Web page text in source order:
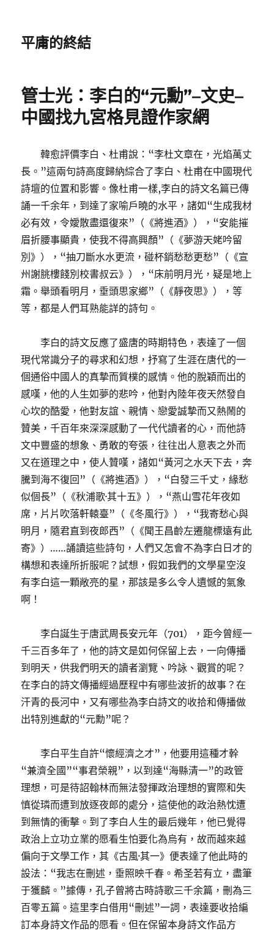
平庸的終結
管士光：李白的“元勳”–文史–
中國找九宮格見證作家網
韓愈評價李白、杜甫說：“李杜文章在，光焰萬丈
長。”這兩句詩高度歸納綜合了李白、杜甫在中國現代
詩壇的位置和影響。像杜甫一樣,李白的詩文名篇已傳
誦一千余年，到達了家喻戶曉的水平，諸如“生成我材
必有效，令嬡散盡還復來”（《將進酒》），“安能摧
眉折腰事顯貴，使我不得高興顏”（《夢游天姥吟留
別》），“抽刀斷水水更流，碰杯銷愁愁更愁”（《宣
州謝朓樓餞別校書叔云》），“床前明月光，疑是地上
霜。舉頭看明月，垂頭思家鄉”（《靜夜思》），等
等，都是人們耳熟能詳的詩句。
李白的詩文反應了盛唐的時期特色，表達了一個
現代常識分子的尋求和幻想，抒寫了生涯在唐代的一
個通俗中國人的真摯而質樸的感情。他的脫穎而出的
感嘆，他的人生如夢的悲吟，他對內陸年夜天然發自
心坎的酷愛，他對友誼、親情、戀愛誠摯而又熱鬧的
贊美，千百年來深深感動了一代代讀者的心，而他詩
文中豐盛的想象、勇敢的夸張，往往出人意表之外而
又在道理之中，使人贊嘆，諸如“黃河之水天下去，奔
騰到海不復回”（《將進酒》），“白發三千丈，緣愁
似個長”（《秋浦歌·其十五》），“燕山雪花年夜如
席，片片吹落軒轅臺”（《冬風行》），“我寄愁心與
明月，隨君直到夜郎西”（《聞王昌齡左遷龍標遠有此
寄》）……誦讀這些詩句，人們又怎會不為李白日才的
構想和表達所折服呢？試想，假如我們的文學星空沒
有李白這一顆敞亮的星，那該是多么令人遺憾的氣象
啊！
李白誕生于唐武周長安元年（701），距今曾經一
千三百多年了，他的詩文是如何保留上去，一向傳播
到明天，供我們明天的讀者瀏覽、吟詠、觀賞的呢？
在李白的詩文傳播經過歷程中有哪些波折的故事？在
汗青的長河中，又有哪些為李白詩文的收拾和傳播做
出特別進獻的“元勳”呢？
李白平生自許“懷經濟之才”，他要用這種才幹
“兼濟全國”“事君榮親”，以到達“海縣清一”的政管
理想，可是待詔翰林而無法發揮政治理想的實際和失
慎從璘而遭到放逐夜郎的處分，這使他的政治熱忱遭
到無情的衝擊。到了李白人生的最后幾年，他已覺得
政治上立功立業的愿看生怕要化為烏有，故而越來越
偏向于文學工作，其《古風·其一》便表達了他此時的
設法：“我志在刪述，垂照映千春。希圣若有立，盡筆
于獲麟。”據傳，孔子曾將古時詩歌三千余篇，刪為三
百零五篇。這里李白借用“刪述”一詞，表達要收拾編
訂本身詩文作品的愿看。但在保留本身詩文作品方